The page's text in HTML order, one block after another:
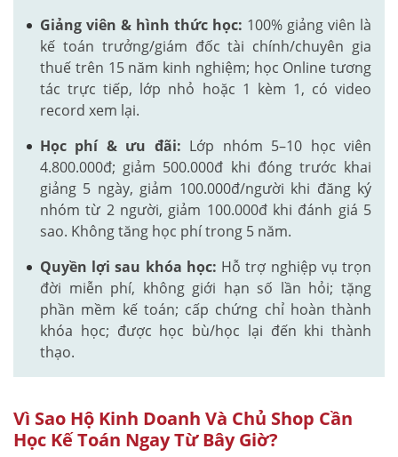
Giảng viên & hình thức học: 100% giảng viên là
kế toán trưởng/giám đốc tài chính/chuyên gia
thuế trên 15 năm kinh nghiệm; học Online tương
tác trực tiếp, lớp nhỏ hoặc 1 kèm 1, có video
record xem lại.
Học phí & ưu đãi: Lớp nhóm 5–10 học viên
4.800.000đ; giảm 500.000đ khi đóng trước khai
giảng 5 ngày, giảm 100.000đ/người khi đăng ký
nhóm từ 2 người, giảm 100.000đ khi đánh giá 5
sao. Không tăng học phí trong 5 năm.
Quyền lợi sau khóa học: Hỗ trợ nghiệp vụ trọn
đời miễn phí, không giới hạn số lần hỏi; tặng
phần mềm kế toán; cấp chứng chỉ hoàn thành
khóa học; được học bù/học lại đến khi thành
thạo.
Vì Sao Hộ Kinh Doanh Và Chủ Shop Cần
Học Kế Toán Ngay Từ Bây Giờ?